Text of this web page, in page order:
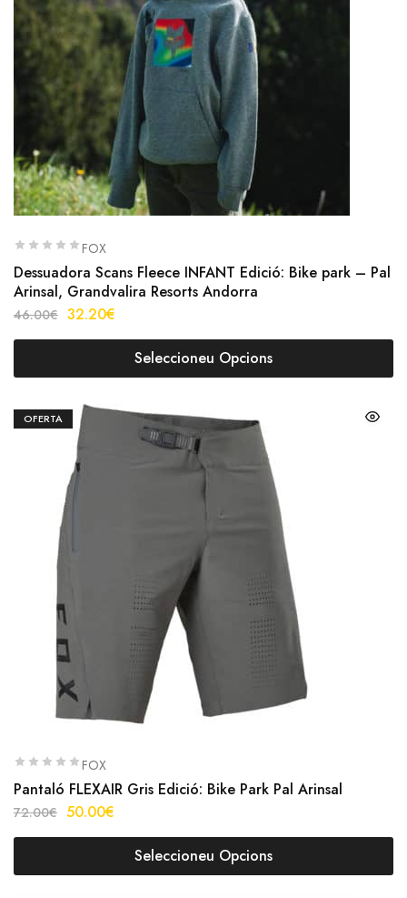
FOX
Dessuadora Scans Fleece INFANT Edició: Bike park – Pal
Arinsal, Grandvalira Resorts Andorra
46.00€ 32.20€
Seleccioneu Opcions
OFERTA
FOX
Pantaló FLEXAIR Gris Edició: Bike Park Pal Arinsal
72.00€ 50.00€
Seleccioneu Opcions